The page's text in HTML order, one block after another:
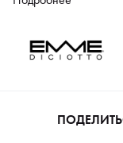
и современные УФ-
сохранять цвет
обеспечивающей
цвета, с уровнем